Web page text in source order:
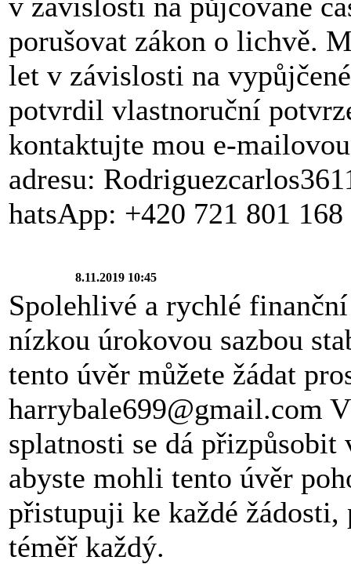
porušovat zákon o lichvě.
let v závislosti na
potvrdil vlastnoruční
kontaktujte mou e-mailovou
adresu:
hatsApp: +420 721 801 168
8.11.2019 10:45
Spolehlivé a rychlé
nízkou úrokovou sazbou
tento úvěr můžete žádat
harrybale699@gmail.com
splatnosti se dá
abyste mohli tento úvěr
přistupuji ke každé
téměř každý.